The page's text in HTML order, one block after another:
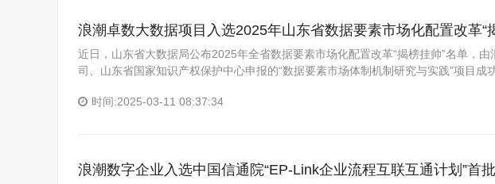
浪潮卓数大数据项目入选2025年山东省数据要素市场化配置改革“
近日，山东省大数据局公布2025年全省数据要素市场化配置改革“揭榜挂帅”名单，
司、山东省国家知识产权保护中心申报的“数据要素市场体制机制研究与实践”项目成
时间:2025-03-11 08:37:34
浪潮数字企业入选中国信通院“EP-Link企业流程互联互通计划”首